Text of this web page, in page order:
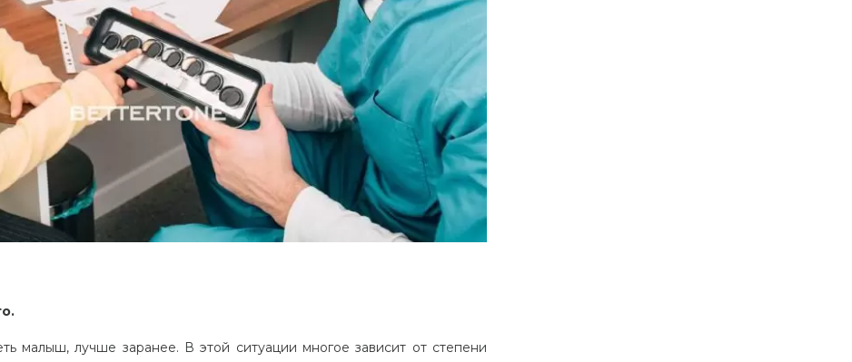
малыш, лучше заранее. В этой ситуации многое зависит от степени